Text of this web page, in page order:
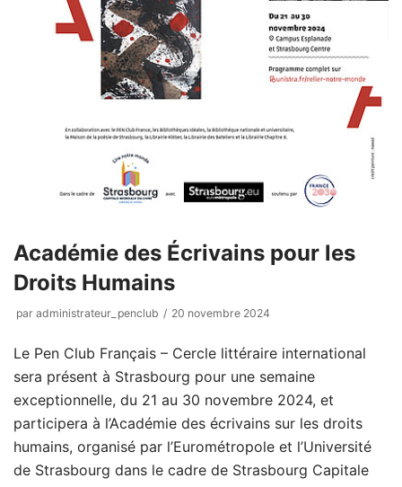
Académie des Écrivains pour les
Droits Humains
par administrateur_penclub 20 novembre 2024
Le Pen Club Français – Cercle littéraire international
sera présent à Strasbourg pour une semaine
exceptionnelle, du 21 au 30 novembre 2024, et
participera à l’Académie des écrivains sur les droits
humains, organisé par l’Eurométropole et l’Université
de Strasbourg dans le cadre de Strasbourg Capitale